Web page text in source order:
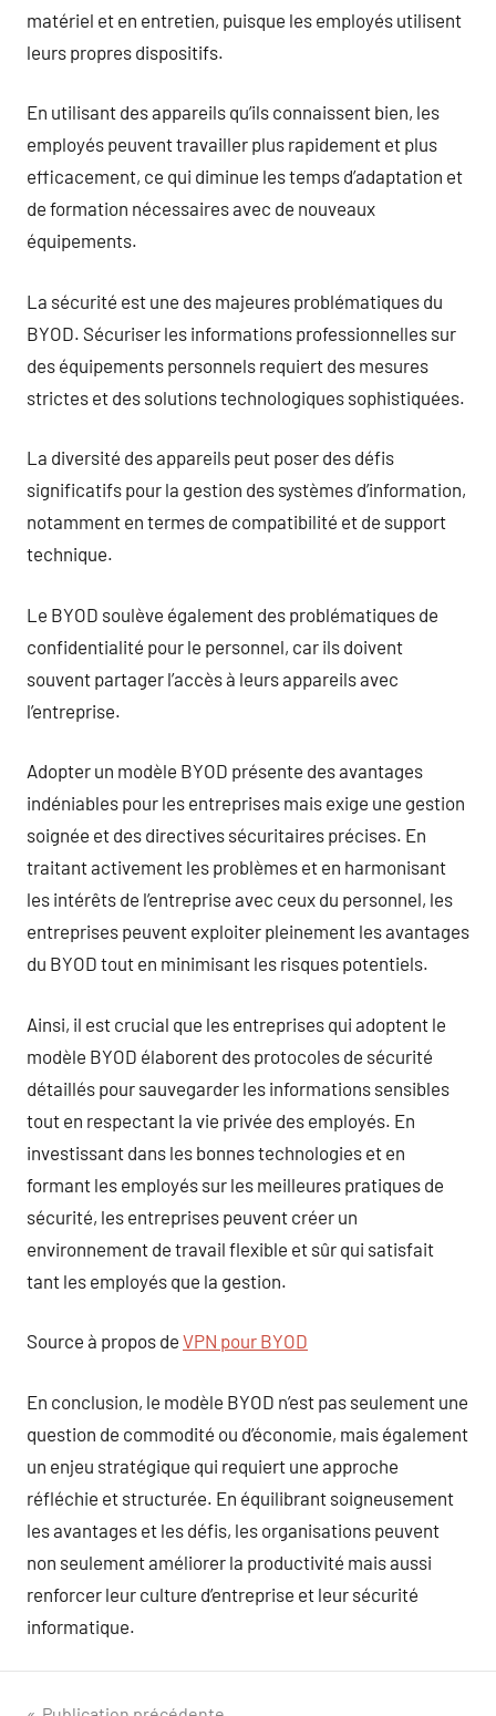
matériel et en entretien, puisque les employés utilisent
leurs propres dispositifs.
En utilisant des appareils qu’ils connaissent bien, les
employés peuvent travailler plus rapidement et plus
efficacement, ce qui diminue les temps d’adaptation et
de formation nécessaires avec de nouveaux
équipements.
La sécurité est une des majeures problématiques du
BYOD. Sécuriser les informations professionnelles sur
des équipements personnels requiert des mesures
strictes et des solutions technologiques sophistiquées.
La diversité des appareils peut poser des défis
significatifs pour la gestion des systèmes d’information,
notamment en termes de compatibilité et de support
technique.
Le BYOD soulève également des problématiques de
confidentialité pour le personnel, car ils doivent
souvent partager l’accès à leurs appareils avec
l’entreprise.
Adopter un modèle BYOD présente des avantages
indéniables pour les entreprises mais exige une gestion
soignée et des directives sécuritaires précises. En
traitant activement les problèmes et en harmonisant
les intérêts de l’entreprise avec ceux du personnel, les
entreprises peuvent exploiter pleinement les avantages
du BYOD tout en minimisant les risques potentiels.
Ainsi, il est crucial que les entreprises qui adoptent le
modèle BYOD élaborent des protocoles de sécurité
détaillés pour sauvegarder les informations sensibles
tout en respectant la vie privée des employés. En
investissant dans les bonnes technologies et en
formant les employés sur les meilleures pratiques de
sécurité, les entreprises peuvent créer un
environnement de travail flexible et sûr qui satisfait
tant les employés que la gestion.
Source à propos de VPN pour BYOD
En conclusion, le modèle BYOD n’est pas seulement une
question de commodité ou d’économie, mais également
un enjeu stratégique qui requiert une approche
réfléchie et structurée. En équilibrant soigneusement
les avantages et les défis, les organisations peuvent
non seulement améliorer la productivité mais aussi
renforcer leur culture d’entreprise et leur sécurité
informatique.